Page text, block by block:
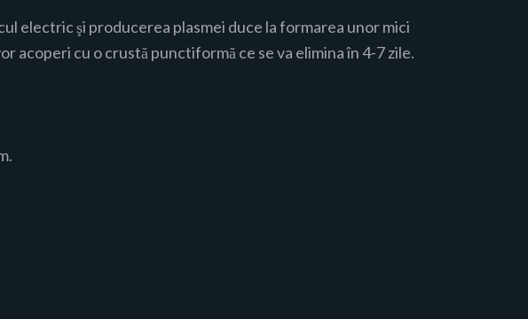
electric şi producerea plasmei duce la formarea unor mici
acoperi cu o crustă punctiformă ce se va elimina în 4-7 zile.